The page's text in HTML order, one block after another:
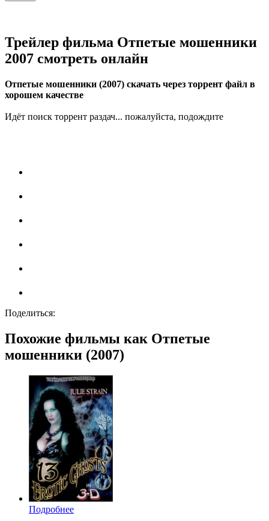
Трейлер фильма Отпетые мошенники
2007 смотреть онлайн
Отпетые мошенники (2007) скачать через торрент файл в
хорошем качестве
Идёт поиск торрент раздач... пожалуйста, подождите
Поделиться:
Похожие фильмы как Отпетые
мошенники (2007)
Подробнее